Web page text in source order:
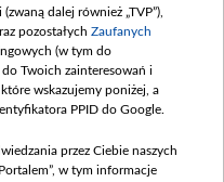
dalej również „TVP”),
pozostałych Zaufanych
(w tym do
Twoich zainteresowań i
wskazujemy poniżej, a
PPID do Google.
przez Ciebie naszych
w tym informacje